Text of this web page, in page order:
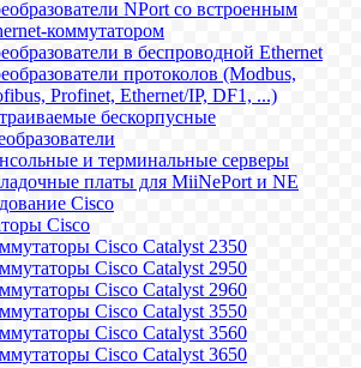
NPort со встроенным
коммутатором
в беспроводной Ethernet
протоколов (Modbus,
Profinet, Ethernet/IP, DF1, ...)
бескорпусные
и терминальные серверы
платы для MiiNePort и NE
Cisco
Cisco
Cisco Catalyst 2350
Cisco Catalyst 2950
Cisco Catalyst 2960
Cisco Catalyst 3550
Cisco Catalyst 3560
Cisco Catalyst 3650